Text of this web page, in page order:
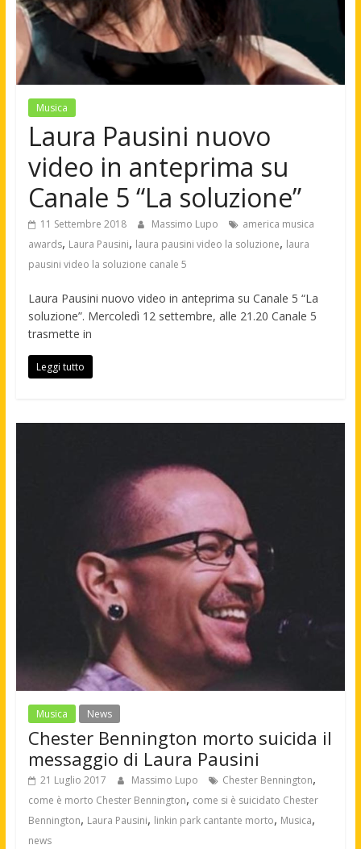
Musica
Laura Pausini nuovo
video in anteprima su
Canale 5 “La soluzione”
11 Settembre 2018 Massimo Lupo
america musica
awards, Laura Pausini, laura pausini video la soluzione, laura
pausini video la soluzione canale 5
Laura Pausini nuovo video in anteprima su Canale 5 “La
soluzione”. Mercoledì 12 settembre, alle 21.20 Canale 5
trasmette in
Leggi tutto
Musica News
Chester Bennington morto suicida il
messaggio di Laura Pausini
21 Luglio 2017 Massimo Lupo Chester Bennington,
come è morto Chester Bennington, come si è suicidato Chester
Bennington, Laura Pausini, linkin park cantante morto, Musica,
news